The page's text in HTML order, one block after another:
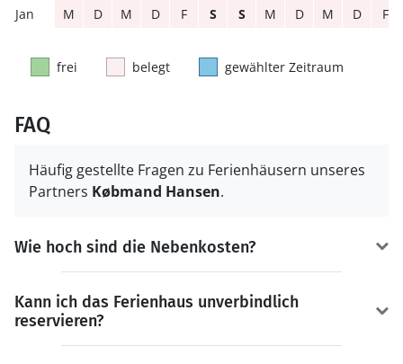
M
D M D F S S M D M D F
frei belegt gewählter Zeitraum
FAQ
Häufig gestellte Fragen zu Ferienhäusern unseres
Partners Købmand Hansen.
Wie hoch sind die Nebenkosten?
Kann ich das Ferienhaus unverbindlich
reservieren?